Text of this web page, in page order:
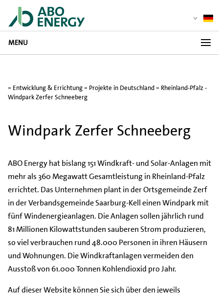
MENU
» Entwicklung & Errichtung » Projekte in Deutschland » Rheinland-Pfalz -
Windpark Zerfer Schneeberg
Windpark Zerfer Schneeberg
ABO Energy hat bislang 151 Windkraft- und Solar-Anlagen mit
mehr als 360 Megawatt Gesamtleistung in Rheinland-Pfalz
errichtet. Das Unternehmen plant in der Ortsgemeinde Zerf
in der Verbandsgemeinde Saarburg-Kell einen Windpark mit
fünf Windenergieanlagen. Die Anlagen sollen jährlich rund
81 Millionen Kilowattstunden sauberen Strom produzieren,
so viel verbrauchen rund 48.000 Personen in ihren Häusern
und Wohnungen. Die Windkraftanlagen vermeiden den
Ausstoß von 61.000 Tonnen Kohlendioxid pro Jahr.
Auf dieser Website können Sie sich über den jeweils